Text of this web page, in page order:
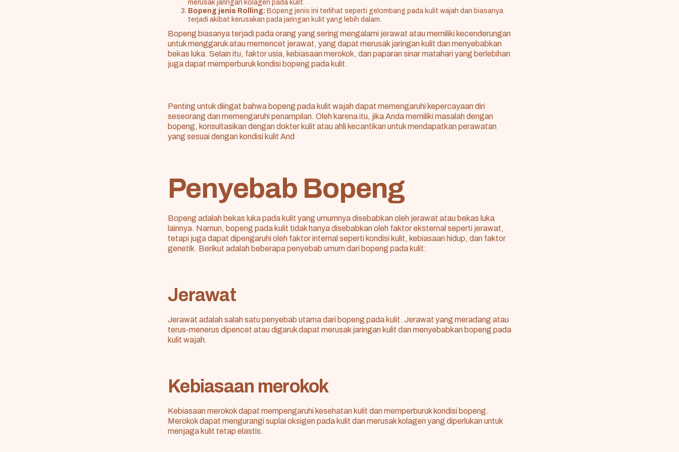
merusak jaringan kolagen pada kulit.
Bopeng jenis Rolling: Bopeng jenis ini terlihat seperti gelombang pada kulit wajah dan biasanya
terjadi akibat kerusakan pada jaringan kulit yang lebih dalam.
Bopeng biasanya terjadi pada orang yang sering mengalami jerawat atau memiliki kecenderungan
untuk menggaruk atau memencet jerawat, yang dapat merusak jaringan kulit dan menyebabkan
bekas luka. Selain itu, faktor usia, kebiasaan merokok, dan paparan sinar matahari yang berlebihan
juga dapat memperburuk kondisi bopeng pada kulit.
Penting untuk diingat bahwa bopeng pada kulit wajah dapat memengaruhi kepercayaan diri
seseorang dan memengaruhi penampilan. Oleh karena itu, jika Anda memiliki masalah dengan
bopeng, konsultasikan dengan dokter kulit atau ahli kecantikan untuk mendapatkan perawatan
yang sesuai dengan kondisi kulit And
Penyebab Bopeng
Bopeng adalah bekas luka pada kulit yang umumnya disebabkan oleh jerawat atau bekas luka
lainnya. Namun, bopeng pada kulit tidak hanya disebabkan oleh faktor eksternal seperti jerawat,
tetapi juga dapat dipengaruhi oleh faktor internal seperti kondisi kulit, kebiasaan hidup, dan faktor
genetik. Berikut adalah beberapa penyebab umum dari bopeng pada kulit:
Jerawat
Jerawat adalah salah satu penyebab utama dari bopeng pada kulit. Jerawat yang meradang atau
terus-menerus dipencet atau digaruk dapat merusak jaringan kulit dan menyebabkan bopeng pada
kulit wajah.
Kebiasaan merokok
Kebiasaan merokok dapat mempengaruhi kesehatan kulit dan memperburuk kondisi bopeng.
Merokok dapat mengurangi suplai oksigen pada kulit dan merusak kolagen yang diperlukan untuk
menjaga kulit tetap elastis.